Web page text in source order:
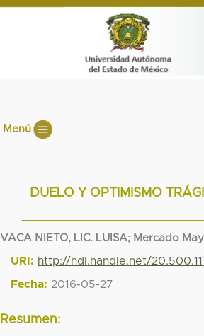
Menú
DUELO Y OPTIMISMO
VACA NIETO, LIC. LUISA; Mercado
URI: http://hdl.handle.net/
Fecha: 2016-05-27
Resumen: